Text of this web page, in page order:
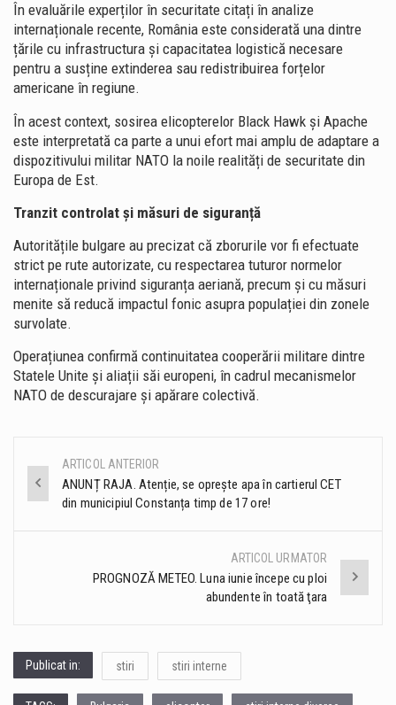
În evaluările experților în securitate citați în analize
internaționale recente, România este considerată una dintre
țările cu infrastructura și capacitatea logistică necesare
pentru a susține extinderea sau redistribuirea forțelor
americane în regiune.
În acest context, sosirea elicopterelor Black Hawk și Apache
este interpretată ca parte a unui efort mai amplu de adaptare a
dispozitivului militar NATO la noile realități de securitate din
Europa de Est.
Tranzit controlat și măsuri de siguranță
Autoritățile bulgare au precizat că zborurile vor fi efectuate
strict pe rute autorizate, cu respectarea tuturor normelor
internaționale privind siguranța aeriană, precum și cu măsuri
menite să reducă impactul fonic asupra populației din zonele
survolate.
Operațiunea confirmă continuitatea cooperării militare dintre
Statele Unite și aliații săi europeni, în cadrul mecanismelor
NATO de descurajare și apărare colectivă.
Post
navigation
ARTICOL ANTERIOR
ANUNȚ RAJA. Atenție, se oprește apa în cartierul CET
din municipiul Constanța timp de 17 ore!
ARTICOL URMATOR
PROGNOZĂ METEO. Luna iunie începe cu ploi
abundente în toată ţara
Publicat in: stiri stiri interne